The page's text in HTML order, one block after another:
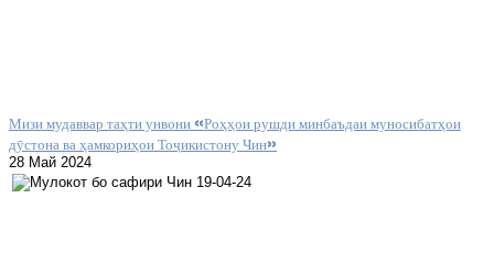
Мизи мудаввар таҳти унвони «Роҳҳои рушди минбаъдаи муносибатҳои
дӯстона ва ҳамкориҳои Тоҷикистону Чин»
28 Май 2024